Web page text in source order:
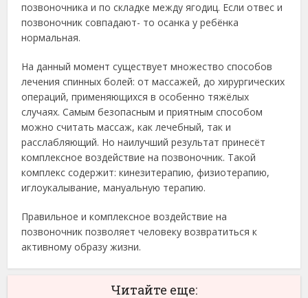
позвоночника и по складке между ягодиц. Если отвес и
позвоночник совпадают- то осанка у ребёнка
нормальная.
На данный момент существует множество способов
лечения спинных болей: от массажей, до хирургических
операций, применяющихся в особенно тяжёлых
случаях. Самым безопасным и приятным способом
можно считать массаж, как лечебный, так и
расслабляющий. Но наилучший результат принесёт
комплексное воздействие на позвоночник. Такой
комплекс содержит: кинезитерапию, физиотерапию,
иглоукалывание, мануальную терапию.
Правильное и комплексное воздействие на
позвоночник позволяет человеку возвратиться к
активному образу жизни.
Читайте еще: